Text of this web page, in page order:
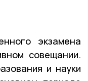
экзамена
совещании.
и науки